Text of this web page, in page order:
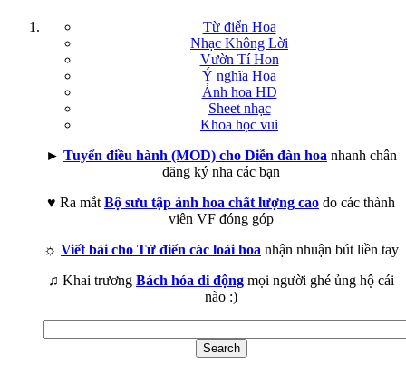
Từ điển Hoa
Nhạc Không Lời
Vườn Tí Hon
Ý nghĩa Hoa
Ảnh hoa HD
Sheet nhạc
Khoa học vui
► Tuyển điều hành (MOD) cho Diễn đàn hoa nhanh chân
đăng ký nha các bạn
♥ Ra mắt Bộ sưu tập ảnh hoa chất lượng cao do các thành
viên VF đóng góp
☼ Viết bài cho Từ điển các loài hoa nhận nhuận bút liền tay
♫ Khai trương Bách hóa di động mọi người ghé ủng hộ cái
nào :)